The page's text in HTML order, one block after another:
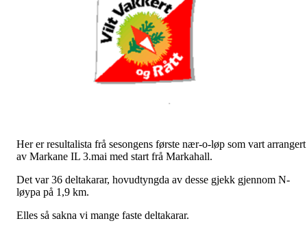
Her er resultalista frå sesongens første nær-o-løp som vart arrangert
av Markane IL 3.mai med start frå Markahall.
Det var 36 deltakarar, hovudtyngda av desse gjekk gjennom N-
løypa på 1,9 km.
Elles så sakna vi mange faste deltakarar.